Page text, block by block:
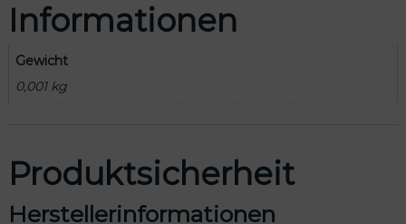
Informationen
Gewicht
0,001 kg
Produktsicherheit
Herstellerinformationen